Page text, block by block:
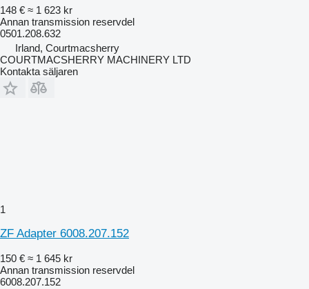
148 € ≈ 1 623 kr
Annan transmission reservdel
0501.208.632
Irland, Courtmacsherry
COURTMACSHERRY MACHINERY LTD
Kontakta säljaren
1
ZF Adapter 6008.207.152
150 € ≈ 1 645 kr
Annan transmission reservdel
6008.207.152